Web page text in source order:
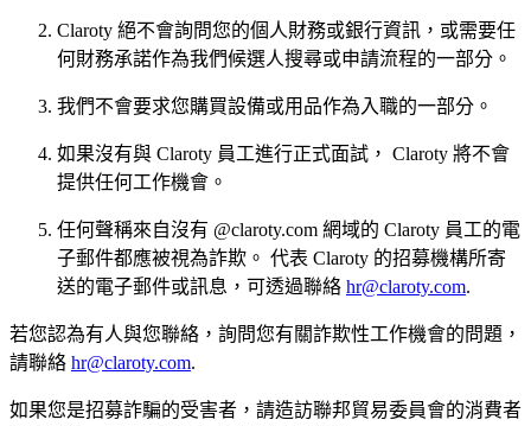
Claroty 絕不會詢問您的個人財務或銀行資訊，或需要任
何財務承諾作為我們候選人搜尋或申請流程的一部分。
我們不會要求您購買設備或用品作為入職的一部分。
如果沒有與 Claroty 員工進行正式面試， Claroty 將不會
提供任何工作機會。
任何聲稱來自沒有 @claroty.com 網域的 Claroty 員工的電
子郵件都應被視為詐欺。 代表 Claroty 的招募機構所寄
送的電子郵件或訊息，可透過聯絡 hr@claroty.com.
若您認為有人與您聯絡，詢問您有關詐欺性工作機會的問題，
請聯絡 hr@claroty.com.
如果您是招募詐騙的受害者，請造訪聯邦貿易委員會的消費者